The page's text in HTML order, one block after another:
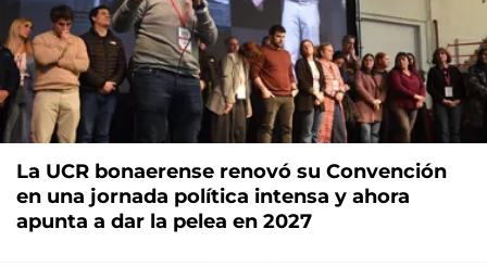
La UCR bonaerense renovó su Convención
en una jornada política intensa y ahora
apunta a dar la pelea en 2027